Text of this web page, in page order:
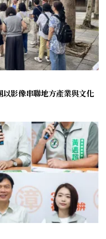
影像串聯地方產業與文化